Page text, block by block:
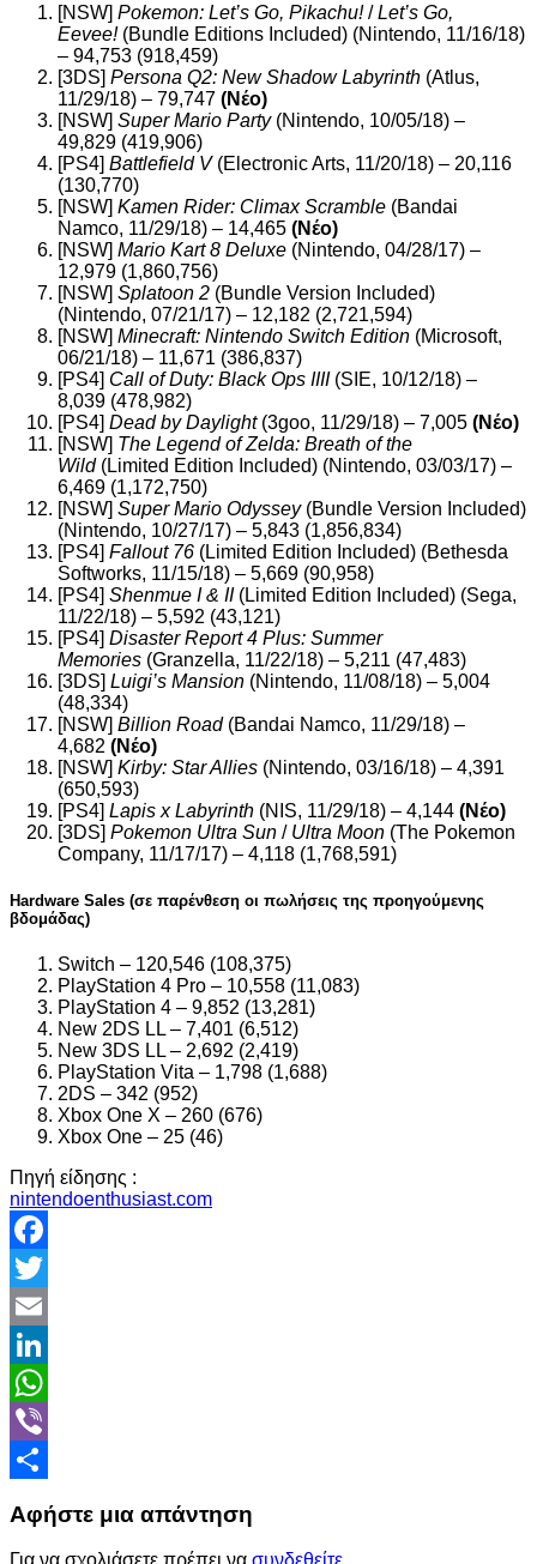
[NSW] Pokemon: Let’s Go, Pikachu!/Let’s Go,
Eevee!(Bundle Editions Included) (Nintendo, 11/16/18)
– 94,753 (918,459)
[3DS] Persona Q2: New Shadow Labyrinth (Atlus,
11/29/18) – 79,747 (Νέο)
[NSW] Super Mario Party(Nintendo, 10/05/18) –
49,829 (419,906)
[PS4] Battlefield V(Electronic Arts, 11/20/18) – 20,116
(130,770)
[NSW] Kamen Rider: Climax Scramble (Bandai
Namco, 11/29/18) – 14,465 (Νέο)
[NSW] Mario Kart 8 Deluxe (Nintendo, 04/28/17) –
12,979 (1,860,756)
[NSW] Splatoon 2 (Bundle Version Included)
(Nintendo, 07/21/17) – 12,182 (2,721,594)
[NSW] Minecraft: Nintendo Switch Edition (Microsoft,
06/21/18) – 11,671 (386,837)
[PS4] Call of Duty: Black Ops IIII(SIE, 10/12/18) –
8,039 (478,982)
[PS4] Dead by Daylight(3goo, 11/29/18) – 7,005 (Νέο)
[NSW] The Legend of Zelda: Breath of the
Wild(Limited Edition Included) (Nintendo, 03/03/17) –
6,469 (1,172,750)
[NSW] Super Mario Odyssey(Bundle Version Included)
(Nintendo, 10/27/17) – 5,843 (1,856,834)
[PS4] Fallout 76 (Limited Edition Included) (Bethesda
Softworks, 11/15/18) – 5,669 (90,958)
[PS4] Shenmue I & II(Limited Edition Included) (Sega,
11/22/18) – 5,592 (43,121)
[PS4] Disaster Report 4 Plus: Summer
Memories (Granzella, 11/22/18) – 5,211 (47,483)
[3DS] Luigi’s Mansion (Nintendo, 11/08/18) – 5,004
(48,334)
[NSW] Billion Road(Bandai Namco, 11/29/18) –
4,682 (Νέο)
[NSW] Kirby: Star Allies (Nintendo, 03/16/18) – 4,391
(650,593)
[PS4] Lapis x Labyrinth (NIS, 11/29/18) – 4,144 (Νέο)
[3DS] Pokemon Ultra Sun / Ultra Moon (The Pokemon
Company, 11/17/17) – 4,118 (1,768,591)
Hardware Sales (σε παρένθεση οι πωλήσεις της προηγούμενης
βδομάδας)
Switch – 120,546 (108,375)
PlayStation 4 Pro – 10,558 (11,083)
PlayStation 4 – 9,852 (13,281)
New 2DS LL – 7,401 (6,512)
New 3DS LL – 2,692 (2,419)
PlayStation Vita – 1,798 (1,688)
2DS – 342 (952)
Xbox One X – 260 (676)
Xbox One – 25 (46)
Πηγή είδησης :
nintendoenthusiast.com
Facebook
Twitter
Email
LinkedIn
WhatsApp
Viber
Αφήστε μια απάντηση